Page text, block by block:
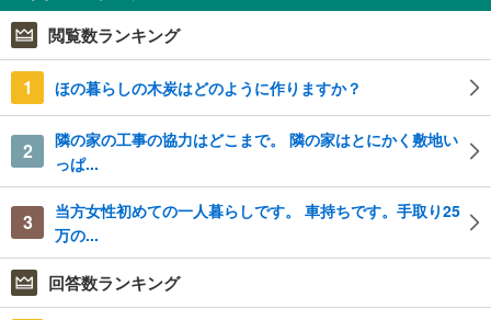
閲覧数ランキング
1 ほの暮らしの木炭はどのように作りますか？
2
隣の家の工事の協力はどこまで。 隣の家はとにかく敷地い
っぱ...
3
当方女性初めての一人暮らしです。 車持ちです。手取り25
万の...
回答数ランキング